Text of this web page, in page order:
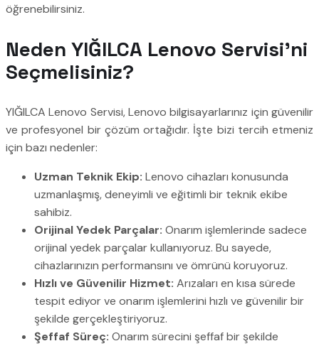
öğrenebilirsiniz.
Neden YIĞILCA Lenovo Servisi’ni
Seçmelisiniz?
YIĞILCA Lenovo Servisi, Lenovo bilgisayarlarınız için güvenilir
ve profesyonel bir çözüm ortağıdır. İşte bizi tercih etmeniz
için bazı nedenler:
Uzman Teknik Ekip: Lenovo cihazları konusunda
uzmanlaşmış, deneyimli ve eğitimli bir teknik ekibe
sahibiz.
Orijinal Yedek Parçalar: Onarım işlemlerinde sadece
orijinal yedek parçalar kullanıyoruz. Bu sayede,
cihazlarınızın performansını ve ömrünü koruyoruz.
Hızlı ve Güvenilir Hizmet: Arızaları en kısa sürede
tespit ediyor ve onarım işlemlerini hızlı ve güvenilir bir
şekilde gerçekleştiriyoruz.
Şeffaf Süreç: Onarım sürecini şeffaf bir şekilde